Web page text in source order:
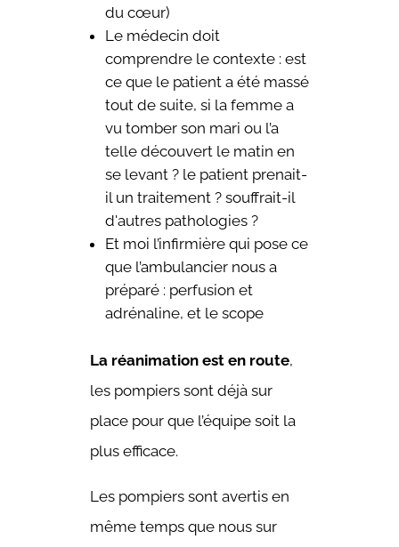
du cœur)
Le médecin doit
comprendre le contexte : est
ce que le patient a été massé
tout de suite, si la femme a
vu tomber son mari ou l’a
telle découvert le matin en
se levant ? le patient prenait-
il un traitement ? souffrait-il
d'autres pathologies ?
Et moi l’infirmière qui pose ce
que l’ambulancier nous a
préparé : perfusion et
adrénaline, et le scope
La réanimation est en route,
les pompiers sont déjà sur
place pour que l’équipe soit la
plus efficace.
Les pompiers sont avertis en
même temps que nous sur